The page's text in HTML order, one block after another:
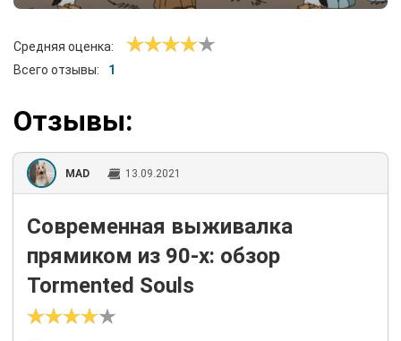
Средняя оценка:
Всего отзывы:
1
Отзывы:
MAD 13.09.2021
Современная выживалка
прямиком из 90-х: обзор
Tormented Souls